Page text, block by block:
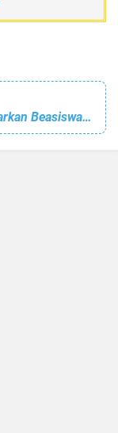
Safari Ramadan di Bulang, Sekda Paparkan Beasiswa untuk Anak Hinterland hingga Serahkan Bantuan Masjid